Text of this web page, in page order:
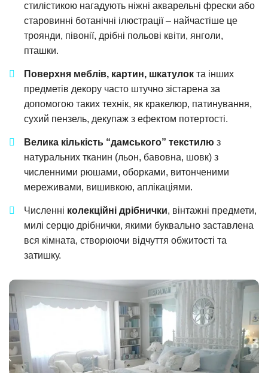
стилістикою нагадують ніжні акварельні фрески або
старовинні ботанічні ілюстрації – найчастіше це
троянди, півонії, дрібні польові квіти, янголи,
пташки.
Поверхня меблів, картин, шкатулок та інших
предметів декору часто штучно зістарена за
допомогою таких технік, як кракелюр, патинування,
сухий пензель, декупаж з ефектом потертості.
Велика кількість “дамського” текстилю з
натуральних тканин (льон, бавовна, шовк) з
численними рюшами, оборками, витонченими
мереживами, вишивкою, аплікаціями.
Численні колекційні дрібнички, вінтажні предмети,
милі серцю дрібнички, якими буквально заставлена
вся кімната, створюючи відчуття обжитості та
затишку.